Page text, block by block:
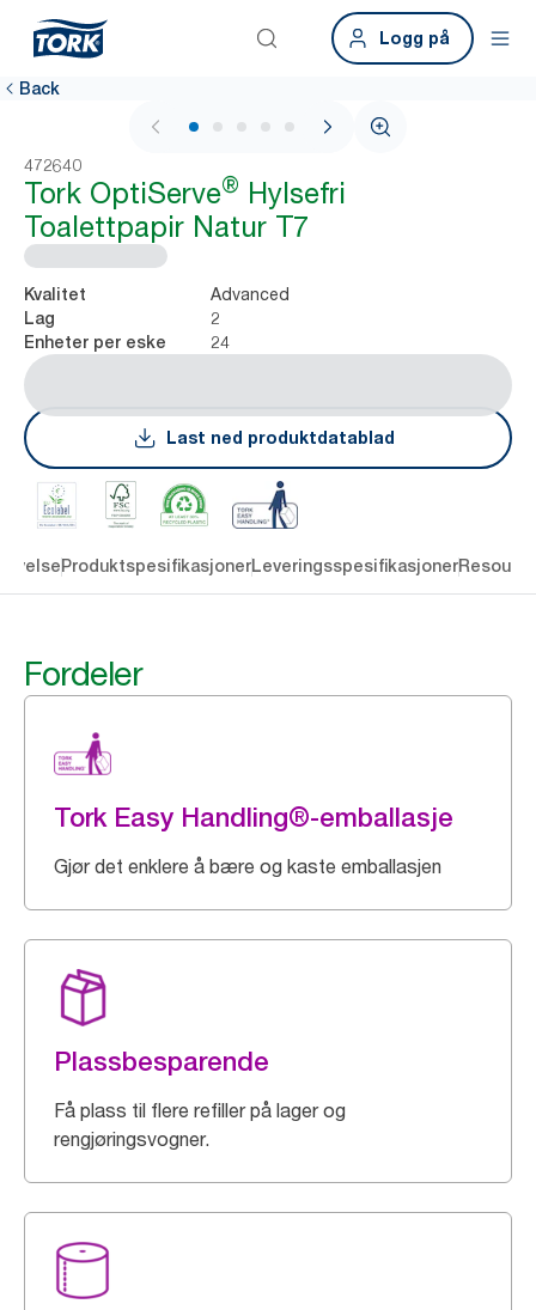
Logg på
Back
1 / 6
472640
Tork OptiServe® Hylsefri
Toalettpapir Natur T7
Kvalitet Advanced
Lag 2
Enheter per eske 24
Last ned produktdatablad
ProduktspesifikasjonerLeveringsspesifikasjoner
Fordeler
Tork Easy Handling®-emballasje
Gjør det enklere å bære og kaste emballasjen
Plassbesparende
Få plass til flere refiller på lager og
rengjøringsvogner.